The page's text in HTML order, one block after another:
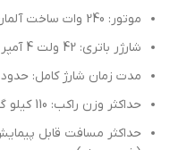
موتور: 240 وات ساخت آلمان
شارژر باتری: 42 ولت 4 آمپر
مدت زمان شارژ کامل: حدود 2 ساعت
حداکثر وزن راکب: 110 کیلو گرم